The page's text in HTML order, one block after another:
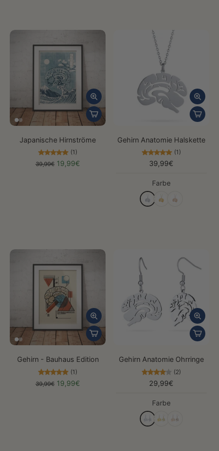
Japanische Hirnströme
(1)
39,99€ 19,99€
Gehirn Anatomie Halskette
(1)
39,99€
Farbe
Gehirn - Bauhaus Edition
(1)
39,99€ 19,99€
Gehirn Anatomie Ohrringe
(2)
29,99€
Farbe